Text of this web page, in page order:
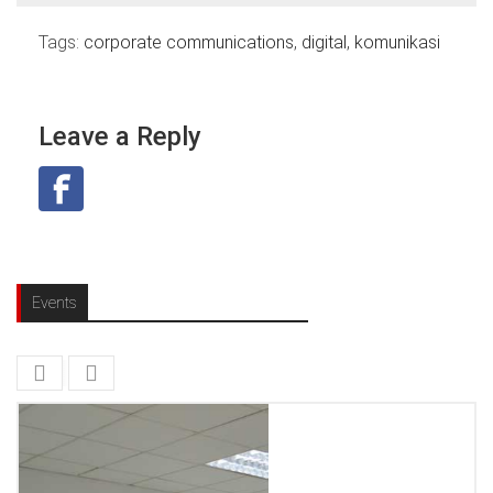
Tags: corporate communications, digital, komunikasi
Leave a Reply
Events